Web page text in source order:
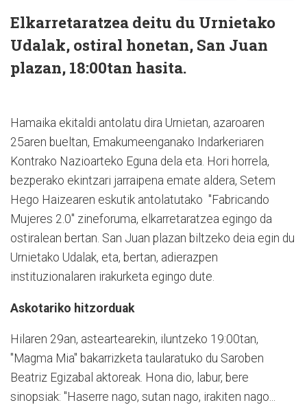
Elkarretaratzea deitu du Urnietako
Udalak, ostiral honetan, San Juan
plazan, 18:00tan hasita.
Hamaika ekitaldi antolatu dira Urnietan, azaroaren
25aren bueltan, Emakumeenganako Indarkeriaren
Kontrako Nazioarteko Eguna dela eta. Hori horrela,
bezperako ekintzari jarraipena emate aldera, Setem
Hego Haizearen eskutik antolatutako "Fabricando
Mujeres 2.0" zineforuma, elkarretaratzea egingo da
ostiralean bertan. San Juan plazan biltzeko deia egin du
Urnietako Udalak, eta, bertan, adierazpen
instituzionalaren irakurketa egingo dute.
Askotariko hitzorduak
Hilaren 29an, asteartearekin, iluntzeko 19:00tan,
"Magma Mia" bakarrizketa taularatuko du Saroben
Beatriz Egizabal aktoreak. Hona dio, labur, bere
sinopsiak: "Haserre nago, sutan nago, irakiten nago...